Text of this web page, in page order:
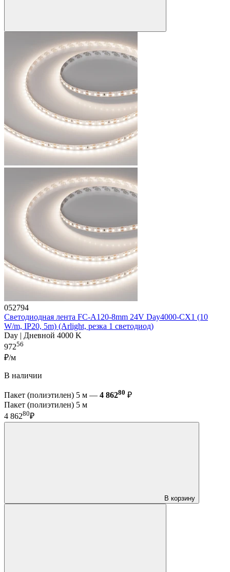
052794
Светодиодная лента FC-A120-8mm 24V Day4000-CX1 (10
W/m, IP20, 5m) (Arlight, резка 1 светодиод)
Day | Дневной 4000 K
97256
₽/м
В наличии
Пакет (полиэтилен) 5 м — 4 86280 ₽
Пакет (полиэтилен) 5 м
4 86280₽
В корзину